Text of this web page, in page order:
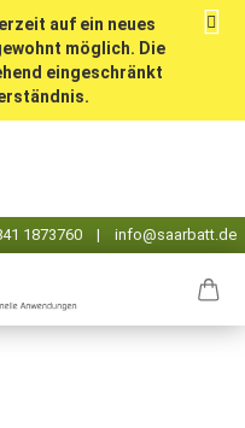
auf ein neues
möglich. Die
eingeschränkt